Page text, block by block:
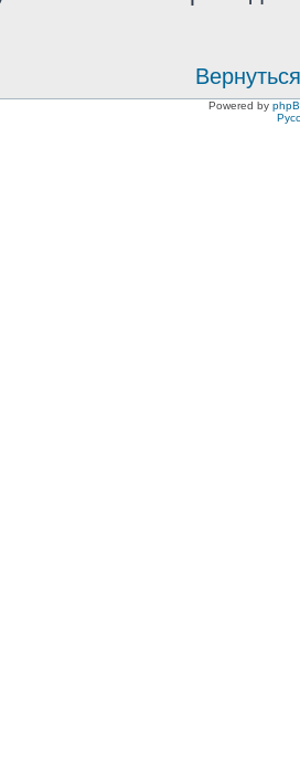
Powered by